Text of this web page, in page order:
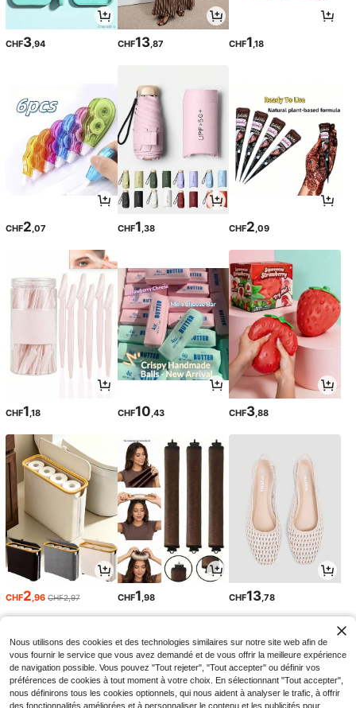
CHF3 ,94 CHF13,87 CHF1 ,18
CHF2,07 CHF1,38 CHF2,09
CHF1,18 CHF10,43 CHF3,88
CHF2,96 CHF2,97 CHF1,98 CHF13,78
Nous utilisons des cookies et des technologies similaires sur notre site web afin de
vous fournir le service que vous avez demandé et de vous offrir la meilleure expérience
de navigation possible. Vous pouvez "Tout rejeter", "Tout accepter" ou définir vos
préférences de cookies à tout moment à votre choix. En sélectionnant "Tout accepter",
nous définirons tous les cookies optionnels, qui nous aident à analyser le trafic, à offrir
des fonctionnalités améliorées et à personnaliser le contenu et les publicités pour